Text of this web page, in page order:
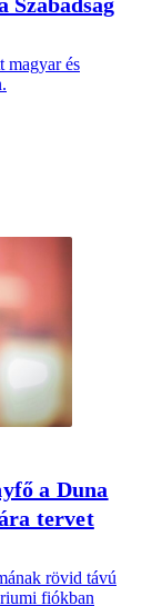
magyar és
a Duna
tervet
rövid távú
fiókban